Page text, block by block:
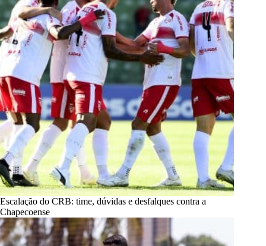
Escalação do CRB: time, dúvidas e desfalques contra a
Chapecoense